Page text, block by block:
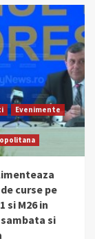
Evenimente
curse pe
si M26 in
si